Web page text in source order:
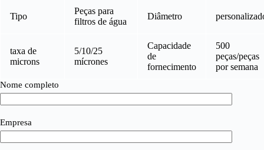
Tipo
Peças para
filtros de água
Diâmetro
taxa de
microns
5/10/25
mícrones
Capacidade
de
fornecimento
500
peças/peças
por semana
Nome completo
Empresa